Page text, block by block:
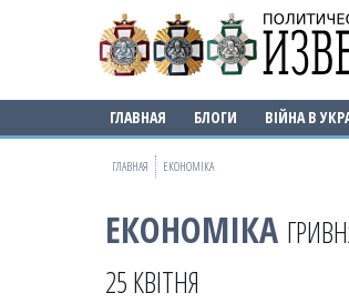
ГЛАВНАЯ БЛОГИ ВІЙНА В
ГЛАВНАЯ ЕКОНОМІКА
ЕКОНОМІКА
25 КВІТНЯ